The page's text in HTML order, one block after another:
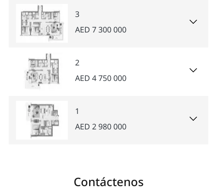
3
AED 7 300 000
2
AED 4 750 000
1
AED 2 980 000
Contáctenos